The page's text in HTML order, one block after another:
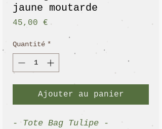
jaune moutarde
45,00 € Prix
Quantité *
Ajouter au panier
- Tote Bag Tulipe -